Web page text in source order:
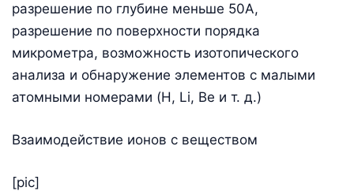
разрешение по глубине меньше 50А,
разрешение по поверхности порядка
микрометра, возможность изотопического
анализа и обнаружение элементов с малыми
атомными номерами (H, Li, Be и т. д.)
Взаимодействие ионов с веществом
[pic]